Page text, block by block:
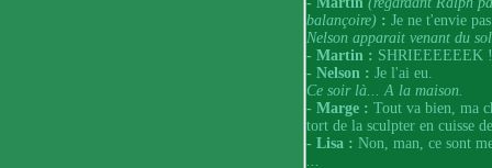
balançoire) : Je ne t'envie
Nelson apparait venant du
- Martin : SHRIEEEEEEK !
- Nelson : Je l'ai eu.
Ce soir là... A la maison.
- Marge : Tout va bien, ma
tort de la sculpter en cuisse
- Lisa : Non, man, ce sont